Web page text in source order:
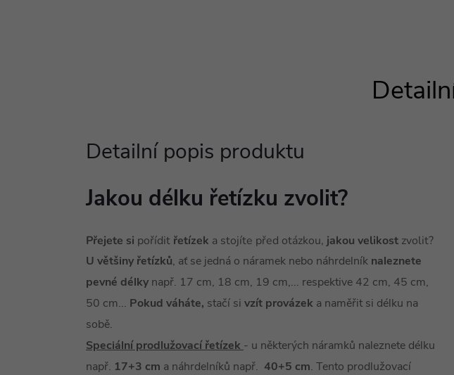
Detailní popis produktu
Jakou délku řetízku zvolit?
Přejete si pořídit řetízek a stojíte před otázkou, jakou velikost zvolit?
U většiny řetízků, ať se jedná o náramek nebo náhrdelník naleznete
pevné délky např. 17 cm, 18 cm, 19 cm,... respektive 42 cm, 45 cm,
50 cm... Pokud váháte, stačí si vzít provázek a naměřit si délku na
sobě.
Speciální prodlužovací řetízek - u některých náramků naleznete délku
např. 17+3 cm a náhrdelníků např. 40+5 cm. Tento prodlužovací